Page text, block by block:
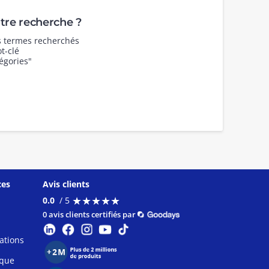
recherche ?
recherchés
clé
Avis clients
0.0 / 5 ★★★★★
★★★★★
0 avis clients certifiés par